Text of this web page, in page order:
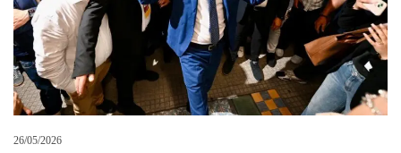
26/05/2026